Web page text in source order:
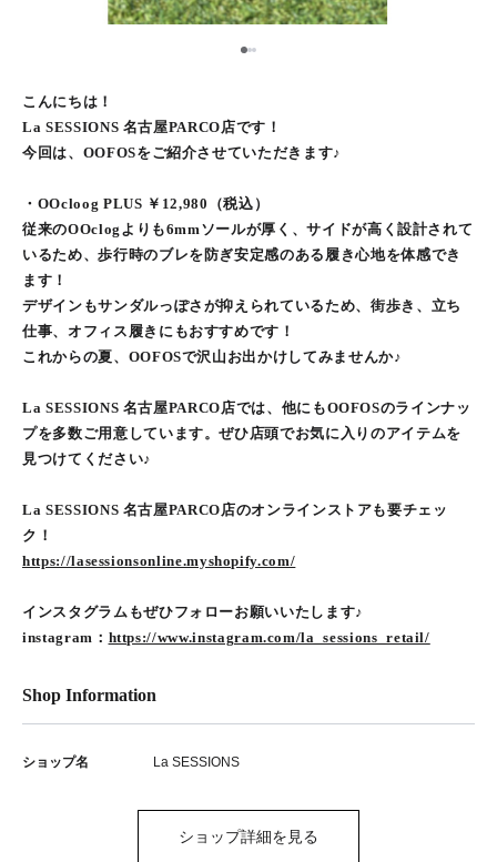
12
こんにちは！
La SESSIONS 名古屋PARCO店です！
今回は、OOFOSをご紹介させていただきます♪
・OOcloog PLUS ￥12,980（税込）
従来のOOclogよりも6mmソールが厚く、サイドが高く設計されて
いるため、歩行時のブレを防ぎ安定感のある履き心地を体感でき
ます！
デザインもサンダルっぽさが抑えられているため、街歩き、立ち
仕事、オフィス履きにもおすすめです！
これからの夏、OOFOSで沢山お出かけしてみませんか♪
La SESSIONS 名古屋PARCO店では、他にもOOFOSのラインナッ
プを多数ご用意しています。ぜひ店頭でお気に入りのアイテムを
見つけてください♪
La SESSIONS 名古屋PARCO店のオンラインストアも要チェッ
ク！
https://lasessionsonline.myshopify.com/
インスタグラムもぜひフォローお願いいたします♪
instagram： https://www.instagram.com/la_sessions_retail/
Shop Information
ショップ名 La SESSIONS
ショップ詳細を見る